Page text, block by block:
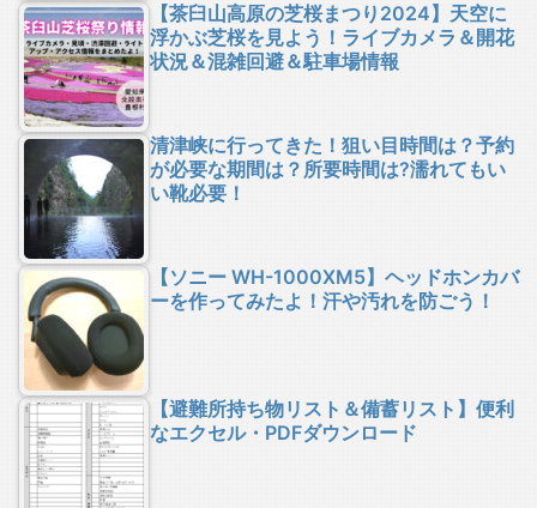
【茶臼山高原の芝桜まつり2024】天空に
浮かぶ芝桜を見よう！ライブカメラ＆開花
状況＆混雑回避＆駐車場情報
清津峡に行ってきた！狙い目時間は？予約
が必要な期間は？所要時間は?濡れてもい
い靴必要！
【ソニー WH-1000XM5】ヘッドホンカバ
ーを作ってみたよ！汗や汚れを防ごう！
【避難所持ち物リスト＆備蓄リスト】便利
なエクセル・PDFダウンロード